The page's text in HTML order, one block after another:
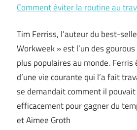
Comment éviter la routine au
Tim Ferriss, l’auteur du best-
Workweek » est l’un des
plus populaires au monde.
d’une vie courante qui l’a fait
se demandait comment il
efficacement pour gagner du
et Aimee Groth